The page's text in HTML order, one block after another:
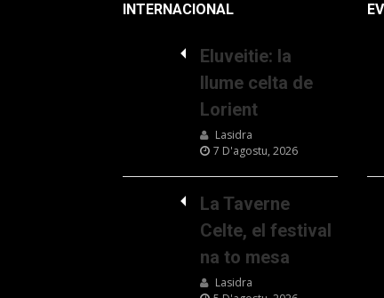
INTERNACIONAL
Eluveitie: la
llume celta de
Lorient
Lasidra
7 D'agostu, 2026
La Taverne
Celte, el festival
na to mesa
Lasidra